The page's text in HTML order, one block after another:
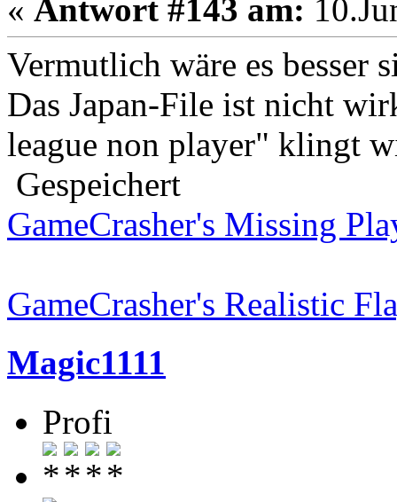
« Antwort #143 am:
Vermutlich wäre es besser
Das Japan-File ist nicht
league non player" klingt
Gespeichert
GameCrasher's Missing
GameCrasher's Realistic
Magic1111
Profi